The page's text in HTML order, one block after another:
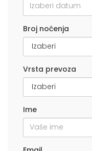
Broj noćenja
Vrsta prevoza
Ime